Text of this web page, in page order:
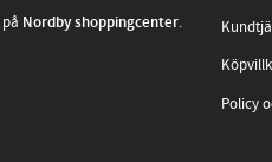
på Nordby shoppingcenter.
Policy